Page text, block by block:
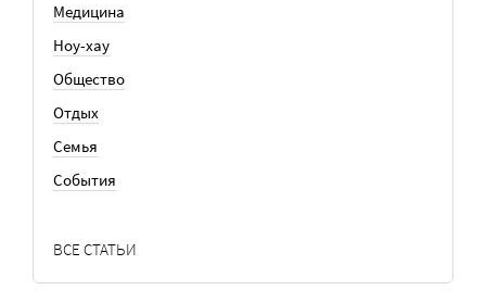
Медицина
Ноу-хау
Общество
Отдых
Семья
События
ВСЕ СТАТЬИ